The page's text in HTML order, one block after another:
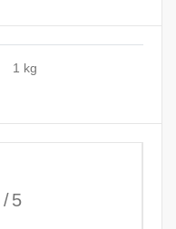
1 kg
/5